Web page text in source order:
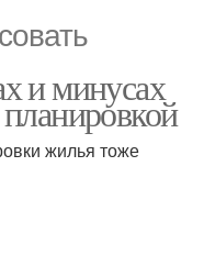
и минусах
жилья тоже